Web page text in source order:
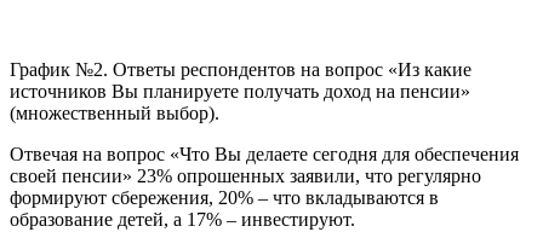
График №2. Ответы респондентов на вопрос «Из какие
источников Вы планируете получать доход на пенсии»
(множественный выбор).
Отвечая на вопрос «Что Вы делаете сегодня для обеспечения
своей пенсии» 23% опрошенных заявили, что регулярно
формируют сбережения, 20% – что вкладываются в
образование детей, а 17% – инвестируют.